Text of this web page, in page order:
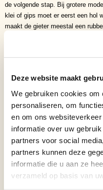
Deze website maakt
We gebruiken cookies
personaliseren, om
en om ons
informatie over uw
partners voor social
partners kunnen deze
informatie die u aan ze
verzameld op basis van
de volgende stap. Bij grotere
klei of gips moet er eerst een hol
maakt de gieter meestal een
ervoor zorgt dat de rubbermal
kunnen verschillende materialen
worden, zoals gietwas of gips. In
bepaalde dikte wordt het
door ongelijke krimp van dikkere
vloeibare was in de rubbermal,
gestold is. De rest wordt
afgietsel. Dit (holle) afgietsel
later gaan dienen als gietkanalen
ontluchtingskanalen voor de
wasafgietsel, inclusief kanalen,
een vuurvaste massa. Dit kan
een ander krimpvast en vuurvast